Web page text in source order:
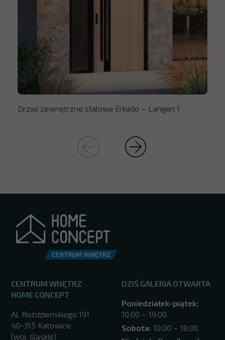
Drzwi zewnętrzne stalowe Erkado – Langen 1
CENTRUM WNĘTRZ
HOME CONCEPT
Al. Roździeńskiego 191
40-315 Katowice
(woj. śląskie)
DZIŚ GALERIA OTWARTA
Poniedziałek-piątek:
10:00 – 19:00
Sobota: 10:00 – 18:00